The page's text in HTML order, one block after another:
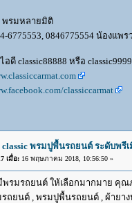
พรมหลายมิติ
6775553, 0846775554 น้องแพ
ดี classic88888 หรือ
classiccarmat
classic พรมปูพื้นรถยนต์ ระดับพรี
เมื่อ:16 พฤษภาคม 2018, 10:56:50 »
มีพรมรถยนต์ ให้เลือกมากมาย คุ
ถยนต์ , พรมปูพื้นรถยนต์ , ผ้ายา